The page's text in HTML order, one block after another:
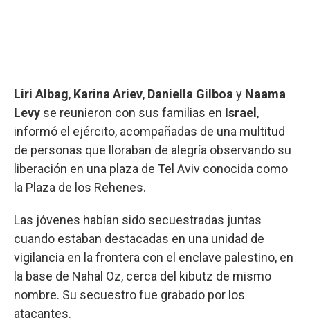
Liri Albag, Karina Ariev, Daniella Gilboay Naama
Levy se reunieron con sus familias en Israel ,
informó el ejército, acompañadas de una multitud
de personas que lloraban de alegría observando su
liberación en una plaza de Tel Aviv conocida como
la Plaza de los Rehenes.
Las jóvenes habían sido secuestradas juntas
cuando estaban destacadas en una unidad de
vigilancia en la frontera con el enclave palestino, en
la base de Nahal Oz, cerca del kibutz de mismo
nombre. Su secuestro fue grabado por los
atacantes.